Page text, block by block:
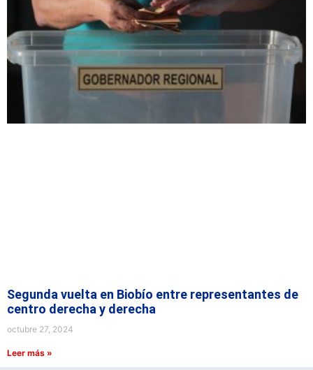
Segunda vuelta en Biobío entre representantes de
centro derecha y derecha
octubre 27, 2024
Leer más »